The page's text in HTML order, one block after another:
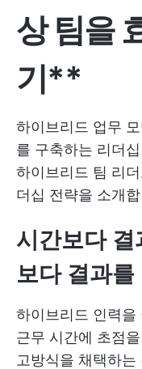
상 팀을
기**
하이브리드 업무
를 구축하는 리더
하이브리드 팀 리
더십 전략을 소개
시간보다 결
보다 결과
하이브리드 인력을
근무 시간에 초점
고방식을 채택하